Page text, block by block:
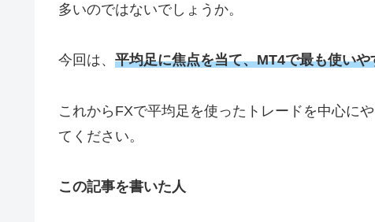
多いのではないでしょうか。
今回は、 平均足に焦点を当て、MT4で最も使い
これからFXで平均足を使ったトレードを中心に
てください。
この記事を書いた人